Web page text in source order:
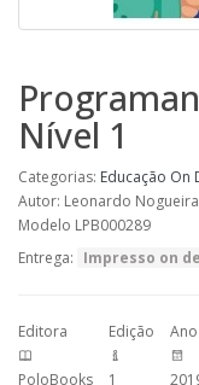
Nível 1
Categorias: Educação On
Autor: Leonardo Nogueira
Modelo LPB000289
Entrega: Impresso on
Editora
PoloBooks
Edição
1
Ano